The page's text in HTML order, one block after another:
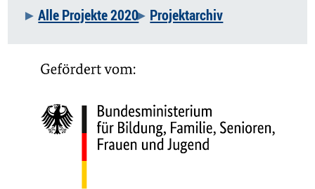
Alle Projekte 2020
Projektarchiv